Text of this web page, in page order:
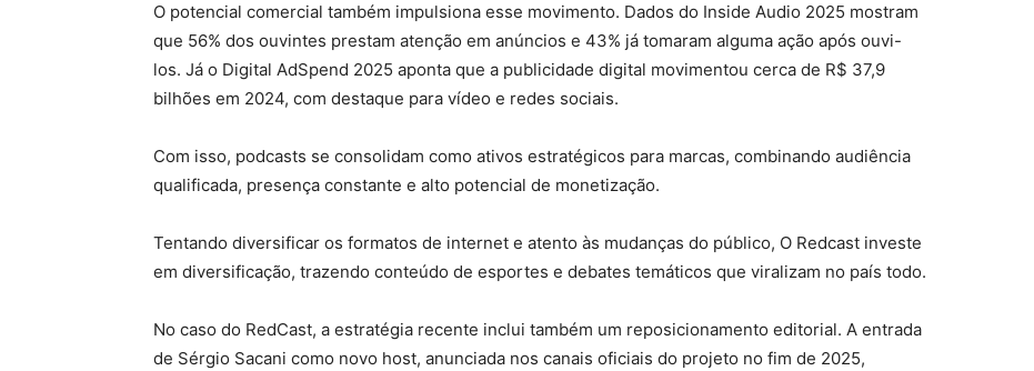
O potencial comercial também impulsiona esse movimento. Dados do Inside Audio 2025 mostram
que 56% dos ouvintes prestam atenção em anúncios e 43% já tomaram alguma ação após ouvi-
los. Já o Digital AdSpend 2025 aponta que a publicidade digital movimentou cerca de R$ 37,9
bilhões em 2024, com destaque para vídeo e redes sociais.
Com isso, podcasts se consolidam como ativos estratégicos para marcas, combinando audiência
qualificada, presença constante e alto potencial de monetização.
Tentando diversificar os formatos de internet e atento às mudanças do público, O Redcast investe
em diversificação, trazendo conteúdo de esportes e debates temáticos que viralizam no país todo.
No caso do RedCast, a estratégia recente inclui também um reposicionamento editorial. A entrada
de Sérgio Sacani como novo host, anunciada nos canais oficiais do projeto no fim de 2025,